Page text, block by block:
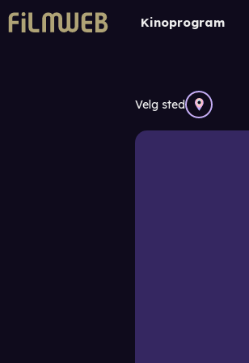
Kinoprogram
Velg sted